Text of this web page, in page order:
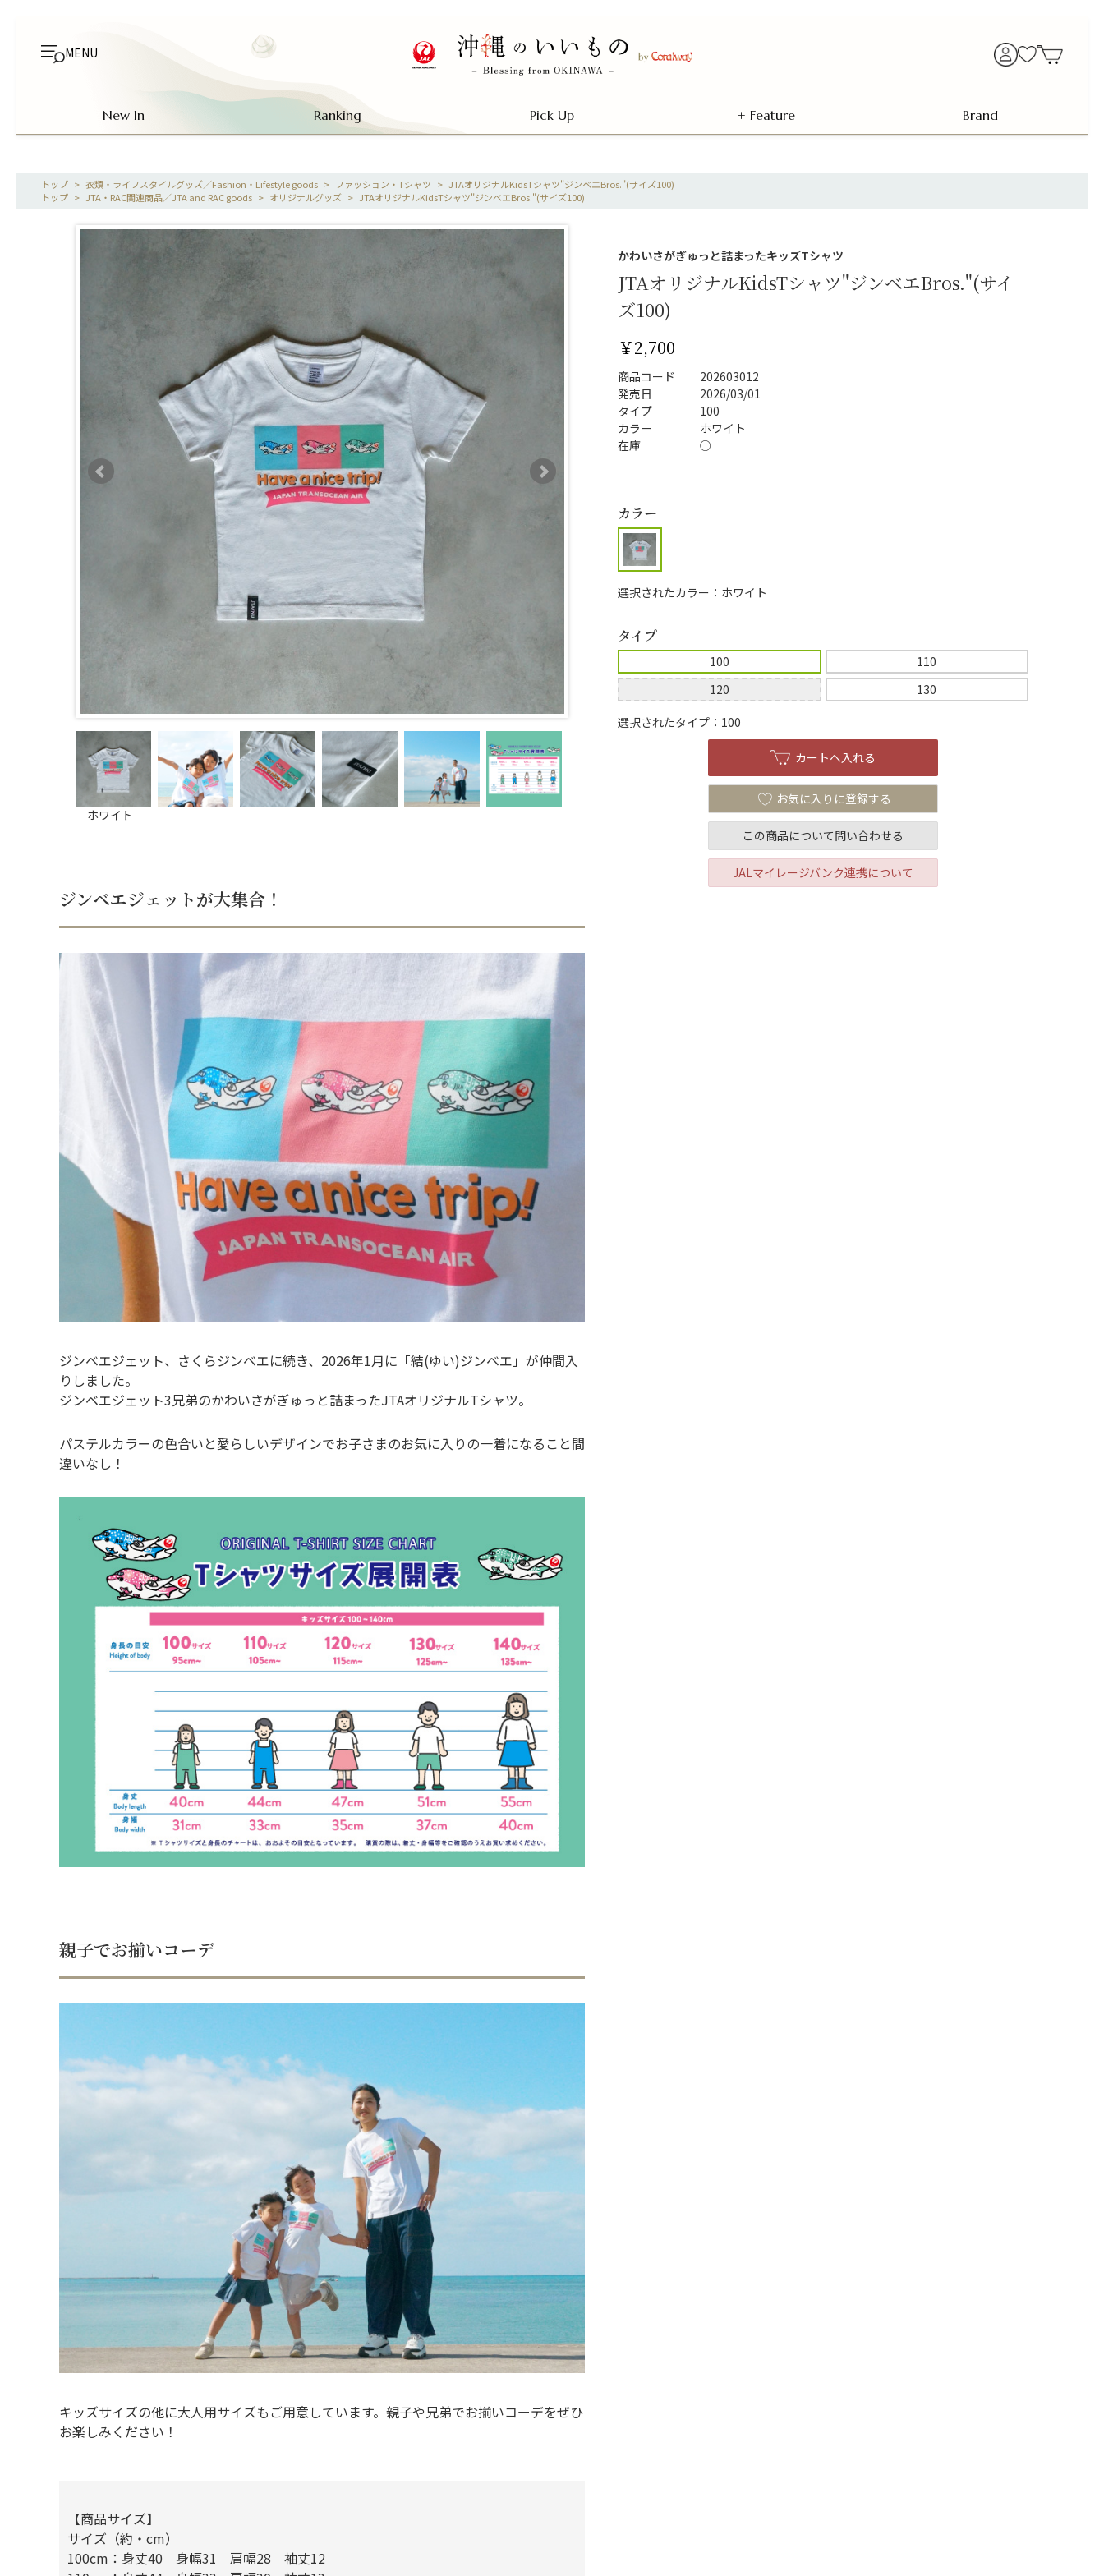
MENU
New In Ranking Pick Up + Feature Brand
> 衣類・ライフスタイルグッズ／Fashion・Lifestyle goods > ファッション・Tシャツ > JTAオリジナルKidsTシャツ"ジンベエBros."(サイズ100)
> JTA・RAC関連商品／JTA and RAC goods > オリジナルグッズ > JTAオリジナルKidsTシャツ"ジンベエBros."(サイズ100)
ホワイト
ジンベエジェットが大集合！
ジンベエジェット、さくらジンベエに続き、2026年1月に「結(ゆい)ジンベエ」が仲間入
りしました。
ジンベエジェット3兄弟のかわいさがぎゅっと詰まったJTAオリジナルTシャツ。
パステルカラーの色合いと愛らしいデザインでお子さまのお気に入りの一着になること間
違いなし！
親子でお揃いコーデ
キッズサイズの他に大人用サイズもご用意しています。親子や兄弟でお揃いコーデをぜひ
お楽しみください！
【商品サイズ】
サイズ（約・cm）
100cm：身丈40 身幅31 肩幅28 袖丈12
かわいさがぎゅっと詰まったキッズTシャツ
JTAオリジナルKidsTシャツ"ジンベエBros."(サイ
ズ100)
￥2,700
商品コード
202603012
発売日
2026/03/01
タイプ
100
カラー
ホワイト
在庫
○
カラー
選択されたカラー：ホワイト
タイプ
100
110
120
130
選択されたタイプ：100
この商品について問い合わせる
JALマイレージバンク連携について
お気に入りに登録する